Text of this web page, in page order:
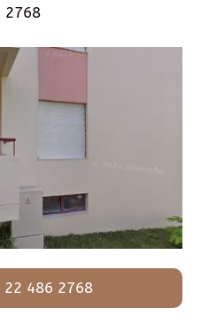
2768
22 486 2768